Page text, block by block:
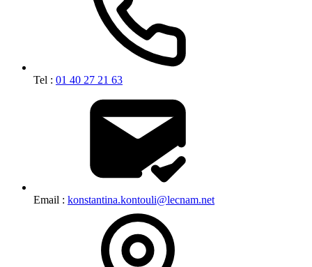
Tel : 01 40 27 21 63
Email : konstantina.kontouli@lecnam.net